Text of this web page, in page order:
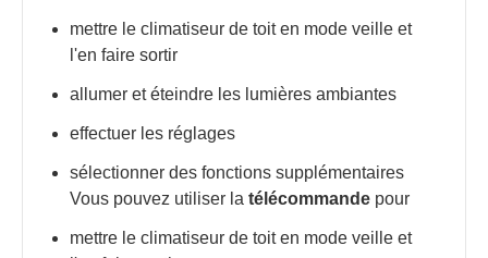
mettre le climatiseur de toit en mode veille et
l'en faire sortir
allumer et éteindre les lumières ambiantes
effectuer les réglages
sélectionner des fonctions supplémentaires
Vous pouvez utiliser latélécommande pour
mettre le climatiseur de toit en mode veille et